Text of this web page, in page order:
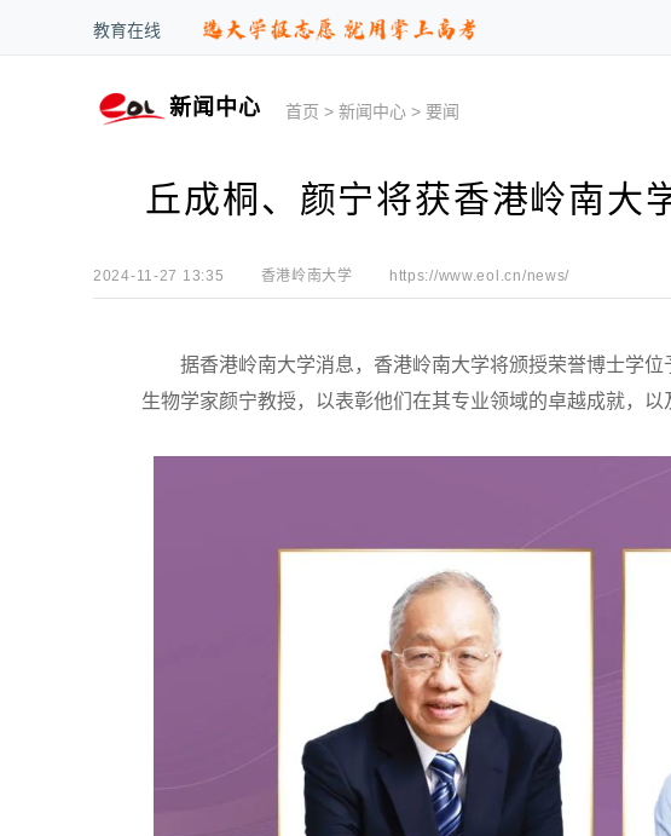
教育在线
新闻中心 首页 >新闻中心 > 要闻
丘成桐、颜宁将获香港岭南大
2024-11-27 13:35 香港岭南大学 https://www.eol.cn/news/
据香港岭南大学消息，香港岭南大学将颁授荣誉博士学位
生物学家颜宁教授，以表彰他们在其专业领域的卓越成就，以